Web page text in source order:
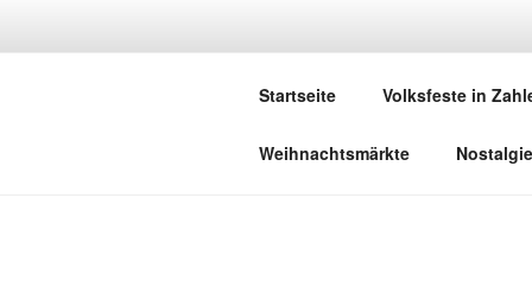
Startseite Volksfeste in
Weihnachtsmärkte Nostalgie